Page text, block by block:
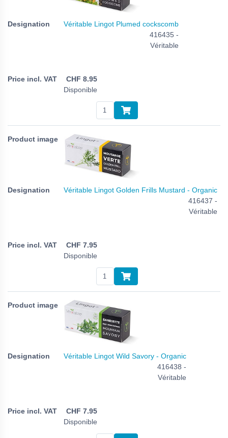
Véritable Lingot Plumed cockscomb
416435 -
Véritable
CHF 8.95
Disponible
Véritable Lingot Golden Frills Mustard - Organic
416437 -
Véritable
CHF 7.95
Disponible
Véritable Lingot Wild Savory - Organic
416438 -
Véritable
CHF 7.95
Disponible